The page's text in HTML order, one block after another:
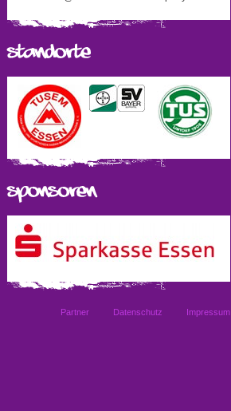
Partner Datenschutz Impressum